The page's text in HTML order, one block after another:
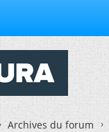
Archives du forum